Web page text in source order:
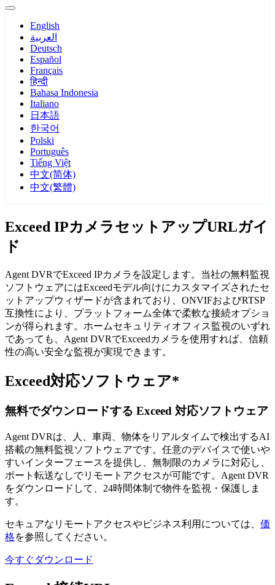
English
العربية
Deutsch
Español
Français
हिन्दी
Bahasa Indonesia
Italiano
日本語
한국어
Polski
Português
Tiếng Việt
中文(简体)
中文(繁體)
Exceed IPカメラセットアップURLガイ
ド
Agent DVRでExceed IPカメラを設定します。当社の無料監視
ソフトウェアにはExceedモデル向けにカスタマイズされたセ
ットアップウィザードが含まれており、ONVIFおよびRTSP
互換性により、プラットフォーム全体で柔軟な接続オプショ
ンが得られます。ホームセキュリティオフィス監視のいずれ
であっても、Agent DVRでExceedカメラを使用すれば、信頼
性の高い安全な監視が実現できます。
Exceed対応ソフトウェア*
無料でダウンロードする Exceed 対応ソフトウェア
Agent DVRは、人、車両、物体をリアルタイムで検出するAI
搭載の無料監視ソフトウェアです。任意のデバイスで使いや
すいインターフェースを提供し、無制限のカメラに対応し、
ポート転送なしでリモートアクセスが可能です。Agent DVR
をダウンロードして、24時間体制で物件を監視・保護しま
す。
セキュアなリモートアクセスやビジネス利用については、 価
格を参照してください。
今すぐダウンロード